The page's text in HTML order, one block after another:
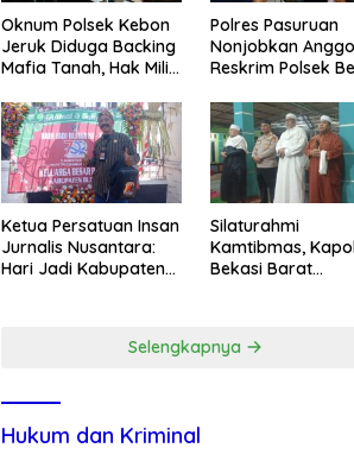
Oknum Polsek Kebon
Jeruk Diduga Backing
Mafia Tanah, Hak Milik
Lewat Paksaan
Polres Pasuruan
Nonjobkan
Reskrim Polsek
Transparansi
Penanganan
Penganiayaan
Ketua Persatuan Insan
Jurnalis Nusantara:
Hari Jadi Kabupaten
Silaturahmi
Kamtibmas,
Bekasi Barat
Wilayah
Selengkapnya
Hukum dan Kriminal